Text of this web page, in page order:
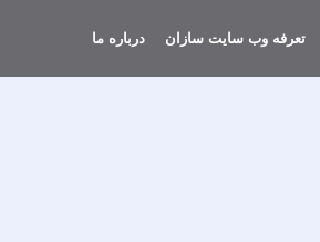
تعرفه وب سایت سازان درباره ما